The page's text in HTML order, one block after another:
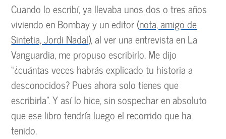
Cuando lo escribí, ya llevaba unos dos o tres años
viviendo en Bombay y un editor (nota, amigo de
Sintetia, Jordi Nadal), al ver una entrevista en La
Vanguardia, me propuso escribirlo. Me dijo
“¿cuántas veces habrás explicado tu historia a
desconocidos? Pues ahora solo tienes que
escribirla”. Y así lo hice, sin sospechar en absoluto
que ese libro tendría luego el recorrido que ha
tenido.